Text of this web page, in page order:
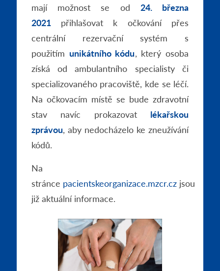
mají možnost se od24. března
2021přihlašovat k očkování přes
centrální rezervační systém s
použitím unikátního kódu, který osoba
získá od ambulantního specialisty či
specializovaného pracoviště, kde se léčí.
Na očkovacím místě se bude zdravotní
stav navíc prokazovat lékařskou
zprávou, aby nedocházelo ke zneužívání
kódů.
Na
stránce pacientskeorganizace.mzcr.czjsou
již aktuální informace.